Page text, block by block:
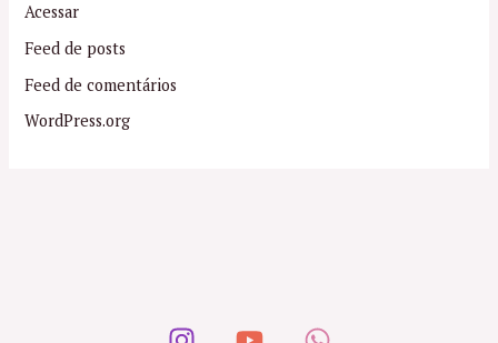
Acessar
Feed de posts
Feed de comentários
WordPress.org